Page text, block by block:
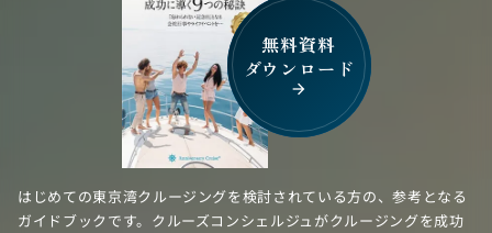
無料資料
ダウンロード
arrow_forward
はじめての東京湾クルージングを検討されている方の、参考となる
ガイドブックです。クルーズコンシェルジュがクルージングを成功